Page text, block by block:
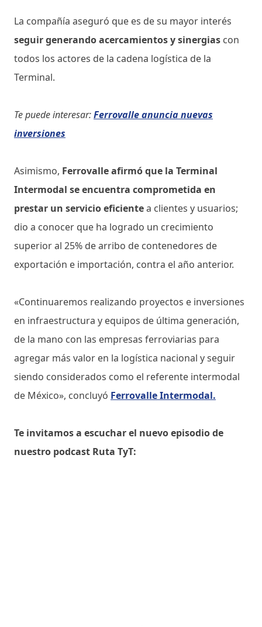
La compañía aseguró que es de su mayor interés
seguir generando acercamientos y sinergias con
todos los actores de la cadena logística de la
Terminal.
Te puede interesar:Ferrovalle anuncia nuevas
inversiones
Asimismo, Ferrovalle afirmó que la Terminal
Intermodal se encuentra comprometida en
prestar un servicio eficientea clientes y usuarios;
dio a conocer que ha logrado un crecimiento
superior al 25% de arribo de contenedores de
exportación e importación, contra el año anterior.
«Continuaremos realizando proyectos e inversiones
en infraestructura y equipos de última generación,
de la mano con las empresas ferroviarias para
agregar más valor en la logística nacional y seguir
siendo considerados como el referente intermodal
de México», concluyó Ferrovalle Intermodal.
Te invitamos a escuchar el nuevo episodio de
nuestro podcast Ruta TyT: